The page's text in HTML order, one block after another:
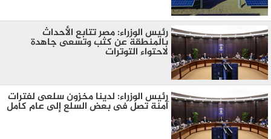
رئيس الوزراء: مصر تتابع الأحداث
بالمنطقة عن كثب وتسعى جاهدة
لاحتواء التوترات
رئيس الوزراء: لدينا مخزون سلعى لفترات
آمنة تصل فى بعض السلع إلى عام كامل